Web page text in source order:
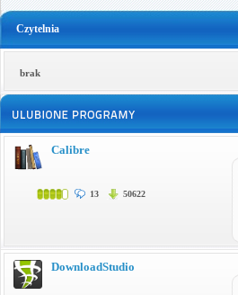
Czytelnia
brak
Calibre
13 50622
DownloadStudio